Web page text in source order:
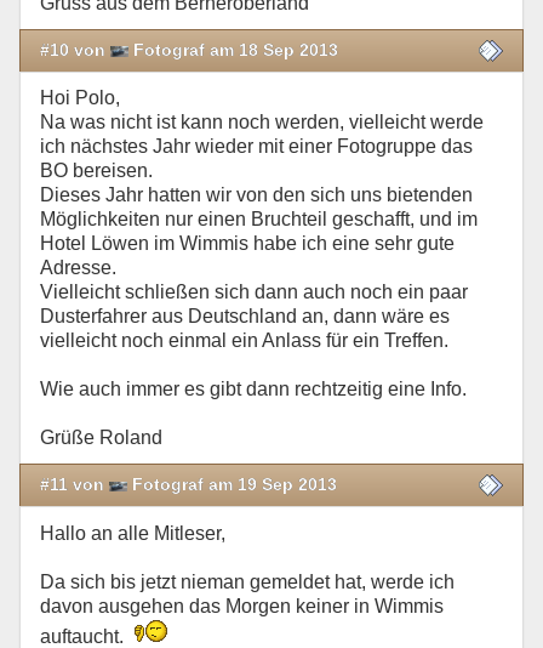
#10 von Fotograf am 18 Sep 2013
Hoi Polo,
Na was nicht ist kann noch werden, vielleicht werde
ich nächstes Jahr wieder mit einer Fotogruppe das
BO bereisen.
Dieses Jahr hatten wir von den sich uns bietenden
Möglichkeiten nur einen Bruchteil geschafft, und im
Hotel Löwen im Wimmis habe ich eine sehr gute
Adresse.
Vielleicht schließen sich dann auch noch ein paar
Dusterfahrer aus Deutschland an, dann wäre es
vielleicht noch einmal ein Anlass für ein Treffen.
Wie auch immer es gibt dann rechtzeitig eine Info.
Grüße Roland
#11 von Fotograf am 19 Sep 2013
Hallo an alle Mitleser,
Da sich bis jetzt nieman gemeldet hat, werde ich
davon ausgehen das Morgen keiner in Wimmis
auftaucht.